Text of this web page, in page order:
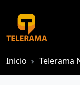
Inicio Telerama